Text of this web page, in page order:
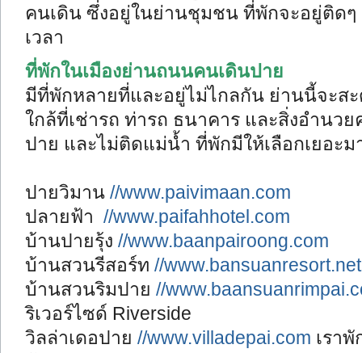
คนเดิน ซึ่งอยู่ในย่านชุมชน ที่พักจะอยู่ติด
เวลา
ที่พักในเมืองย่านถนนคนเดินปาย
มีที่พักหลายที่และอยู่ไม่ไกลกัน ย่านนี้จะส
ใกล้ที่เช่ารถ ท่ารถ ธนาคาร และสิ่งอำนว
ปาย และไม่ติดแม่น้ำ ที่พักมีให้เลือกเยอะม
ปายวิมาน //www.paivimaan.com
ปลายฟ้า //www.paifahhotel.com
บ้านปายรุ้ง //www.baanpairoong.com
บ้านสวนรีสอร์ท //www.bansuanresort.net
บ้านสวนริมปาย //
ริเวอร์ไซด์ Riverside
วิลล่าเดอปาย //www.villadepai.com เรา